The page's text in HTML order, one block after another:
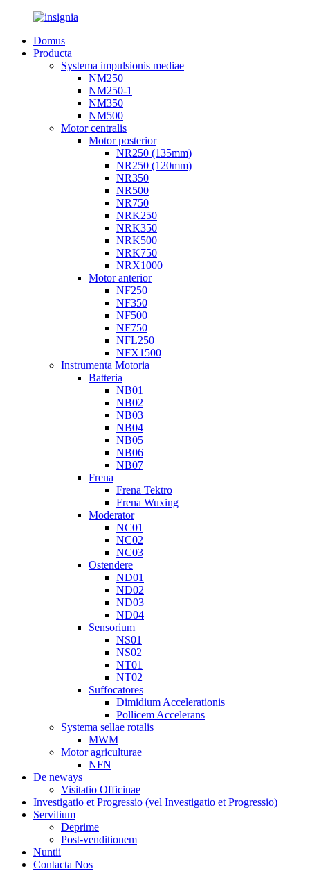
Domus
Producta
Systema impulsionis mediae
NM250
NM250-1
NM350
NM500
Motor centralis
Motor posterior
NR250 (135mm)
NR250 (120mm)
NR350
NR500
NR750
NRK250
NRK350
NRK500
NRK750
NRX1000
Motor anterior
NF250
NF350
NF500
NF750
NFL250
NFX1500
Instrumenta Motoria
Batteria
NB01
NB02
NB03
NB04
NB05
NB06
NB07
Frena
Frena Tektro
Frena Wuxing
Moderator
NC01
NC02
NC03
Ostendere
ND01
ND02
ND03
ND04
Sensorium
NS01
NS02
NT01
NT02
Suffocatores
Dimidium Accelerationis
Pollicem Accelerans
Systema sellae rotalis
MWM
Motor agriculturae
NFN
De neways
Visitatio Officinae
Investigatio et Progressio (vel Investigatio et Progressio)
Servitium
Deprime
Post-venditionem
Nuntii
Contacta Nos